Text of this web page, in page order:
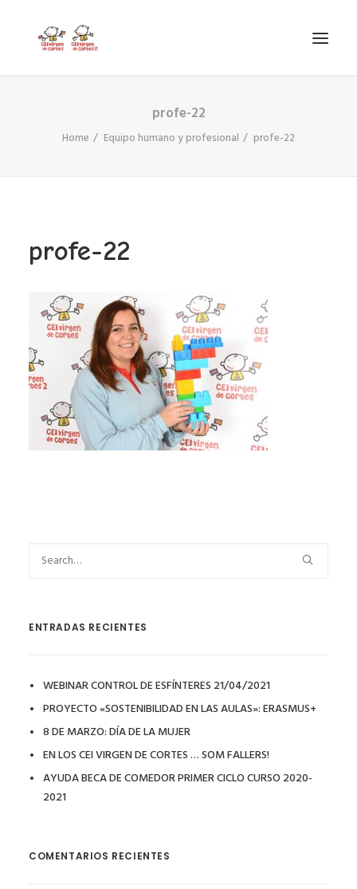
VIRGEN DE CORTES
ACTUALIDAD Y REDES SOCIALES
LODP
SEARCH
profe-22
Home Equipo humano y profesional profe-22
profe-22
ENTRADAS RECIENTES
WEBINAR CONTROL DE ESFÍNTERES 21/04/2021
PROYECTO «SOSTENIBILIDAD EN LAS AULAS»: ERASMUS+
8 DE MARZO: DÍA DE LA MUJER
EN LOS CEI VIRGEN DE CORTES … SOM FALLERS!
AYUDA BECA DE COMEDOR PRIMER CICLO CURSO 2020-
2021
COMENTARIOS RECIENTES